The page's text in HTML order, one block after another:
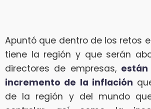
Apuntó que dentro de los retos
tiene la región y que serán
directores de empresas,
incremento de la inflación
de la región y del mundo